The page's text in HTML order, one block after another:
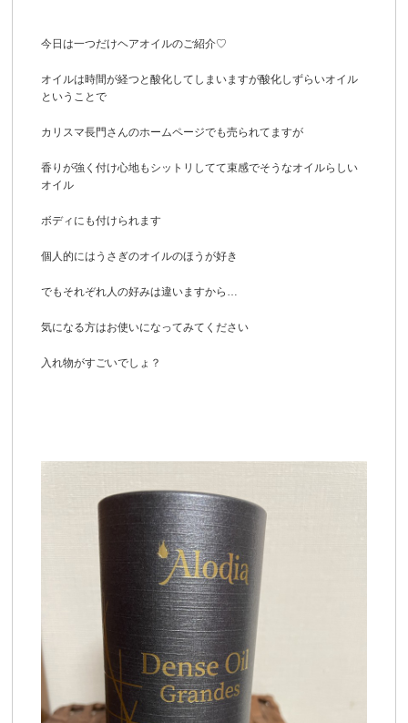
今日は一つだけヘアオイルのご紹介♡
オイルは時間が経つと酸化してしまいますが酸化しずらいオイル
ということで
カリスマ長門さんのホームページでも売られてますが
香りが強く付け心地もシットリしてて束感でそうなオイルらしい
オイル
ボディにも付けられます
個人的にはうさぎのオイルのほうが好き
でもそれぞれ人の好みは違いますから…
気になる方はお使いになってみてください
入れ物がすごいでしょ？